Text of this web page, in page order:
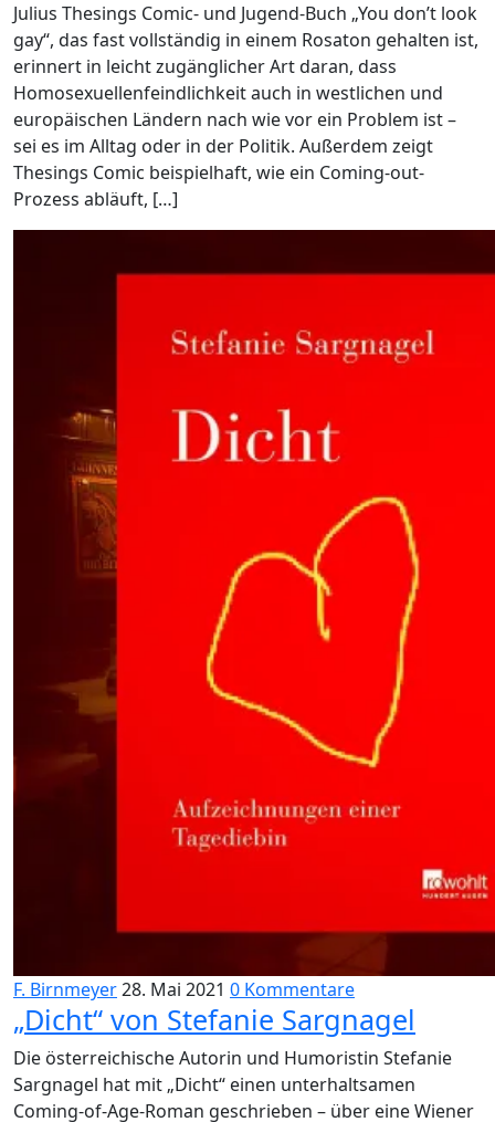
Julius Thesings Comic- und Jugend-Buch „You don’t look
gay“, das fast vollständig in einem Rosaton gehalten ist,
erinnert in leicht zugänglicher Art daran, dass
Homosexuellenfeindlichkeit auch in westlichen und
europäischen Ländern nach wie vor ein Problem ist –
sei es im Alltag oder in der Politik. Außerdem zeigt
Thesings Comic beispielhaft, wie ein Coming-out-
Prozess abläuft, […]
F. Birnmeyer28. Mai 2021 0 Kommentare
„Dicht“ von Stefanie Sargnagel
Die österreichische Autorin und Humoristin Stefanie
Sargnagel hat mit „Dicht“ einen unterhaltsamen
Coming-of-Age-Roman geschrieben – über eine Wiener